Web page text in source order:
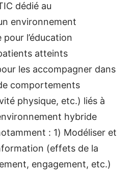
dédié au
environnement
l’éducation
atteints
les accompagner dans
comportements
physique, etc.) liés à
hybride
: 1) Modéliser et
(effets de la
engagement, etc.)